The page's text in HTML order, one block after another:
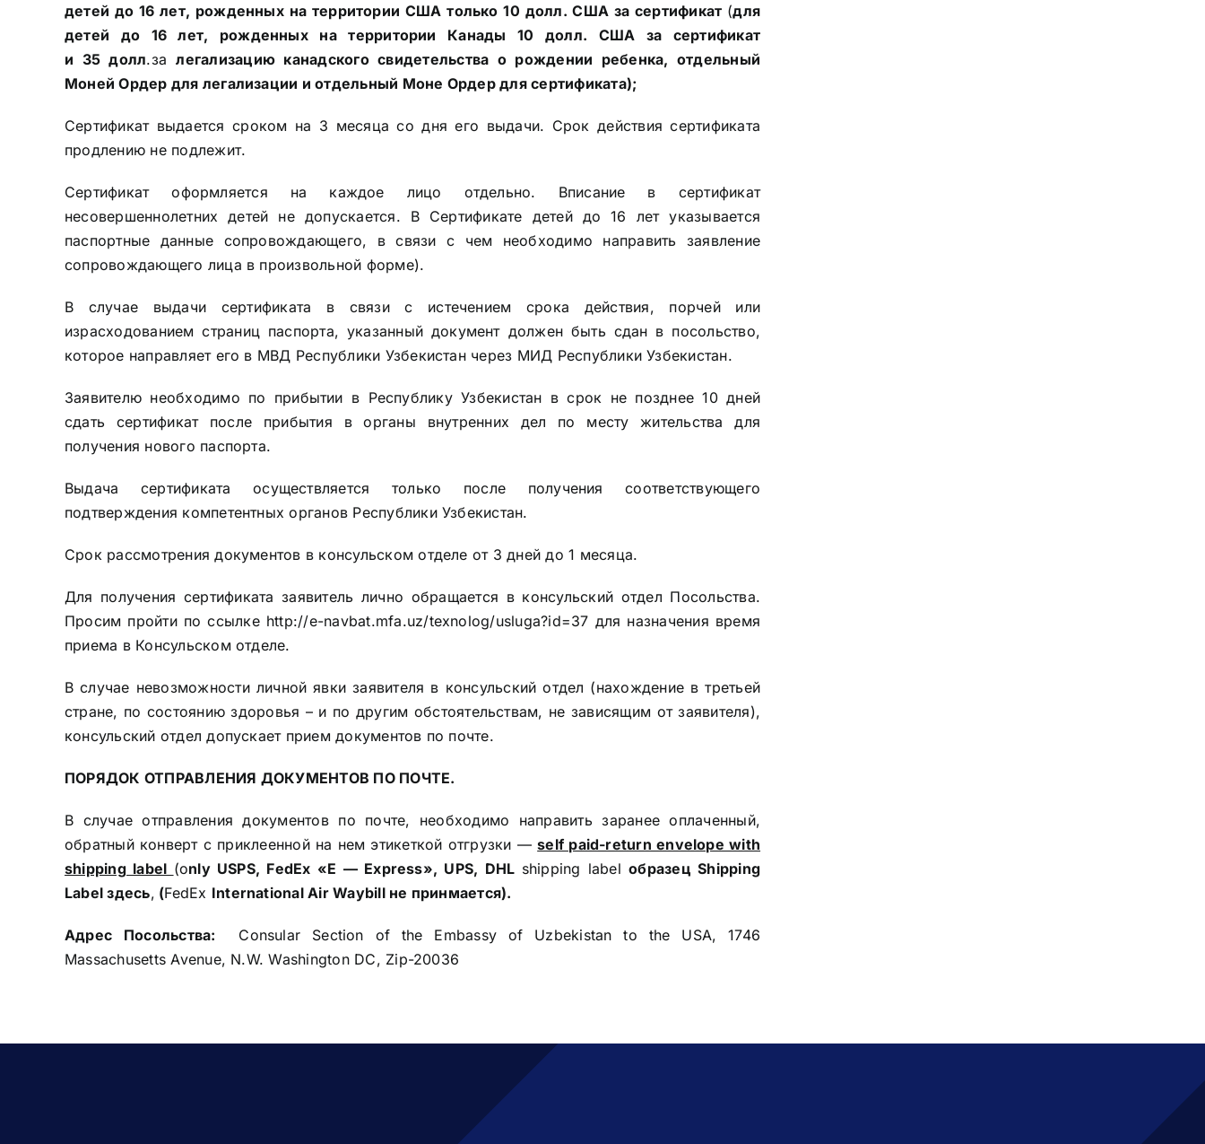
детей до 16 лет, рожденных на территории США только 10 долл. США за сертификат (для
детей до 16 лет, рожденных на территории Канады 10 долл. США за сертификат
и 35 долл.залегализацию канадского свидетельства о рождении ребенка, отдельный
Моней Ордер для легализации и отдельный Моне Ордер для сертификата);
Сертификат выдается сроком на 3 месяца со дня его выдачи. Срок действия сертификата
продлению не подлежит.
Сертификат оформляется на каждое лицо отдельно. Вписание в сертификат
несовершеннолетних детей не допускается. В Сертификате детей до 16 лет указывается
паспортные данные сопровождающего, в связи с чем необходимо направить заявление
сопровождающего лица в произвольной форме).
В случае выдачи сертификата в связи с истечением срока действия, порчей или
израсходованием страниц паспорта, указанный документ должен быть сдан в посольство,
которое направляет его в МВД Республики Узбекистан через МИД Республики Узбекистан.
Заявителю необходимо по прибытии в Республику Узбекистан в срок не позднее 10 дней
сдать сертификат после прибытия в органы внутренних дел по месту жительства для
получения нового паспорта.
Выдача сертификата осуществляется только после получения соответствующего
подтверждения компетентных органов Республики Узбекистан.
Срок рассмотрения документов в консульском отделе от 3 дней до 1 месяца.
Для получения сертификата заявитель лично обращается в консульский отдел Посольства.
Просим пройти по ссылке http://e-navbat.mfa.uz/texnolog/usluga?id=37 для назначения время
приема в Консульском отделе.
В случае невозможности личной явки заявителя в консульский отдел (нахождение в третьей
стране, по состоянию здоровья – и по другим обстоятельствам, не зависящим от заявителя),
консульский отдел допускает прием документов по почте.
ПОРЯДОК ОТПРАВЛЕНИЯ ДОКУМЕНТОВ ПО ПОЧТЕ.
В случае отправления документов по почте, необходимо ​направить заранее оплаченный,
обратный конверт с приклеенной на нем этикеткой отгрузки —self paid-return envelope with
shipping label (only USPS, FedEx «E — Express», UPS, DHL shipping labelобразецShipping
Label здесь, (FedEx International Air Waybill не принмается).
Адрес Посольства: Consular Section of the Embassy of Uzbekistan to the USA, 1746
Massachusetts Avenue, N.W. Washington DC, Zip-20036